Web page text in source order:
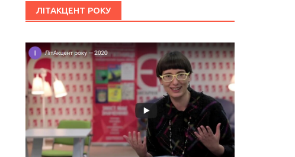
ЛІТАКЦЕНТ РОКУ